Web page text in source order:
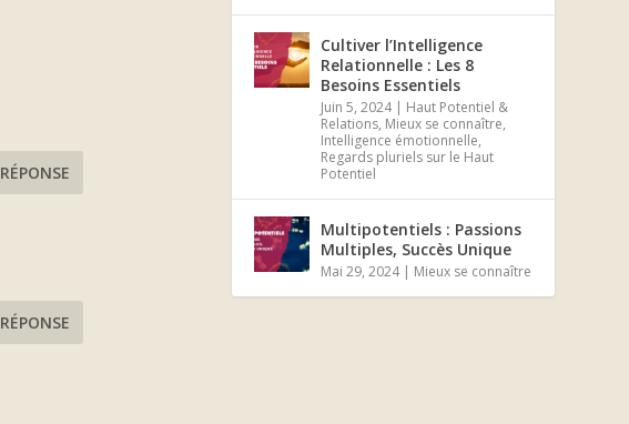
RÉPONSE
RÉPONSE
Cultiver l’Intelligence
Relationnelle : Les 8
Besoins Essentiels
Juin 5, 2024| Haut Potentiel &
Relations, Mieux se connaître,
Intelligence émotionnelle,
Regards pluriels sur le Haut
Potentiel
Multipotentiels : Passions
Multiples, Succès Unique
Mai 29, 2024| Mieux se connaître